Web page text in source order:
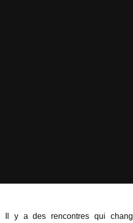
Il y a des rencontres qui